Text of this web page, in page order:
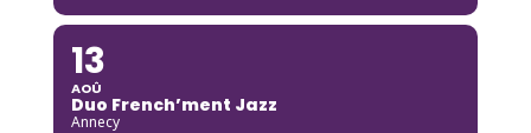
13
AOÛ
Duo French’ment Jazz
Annecy